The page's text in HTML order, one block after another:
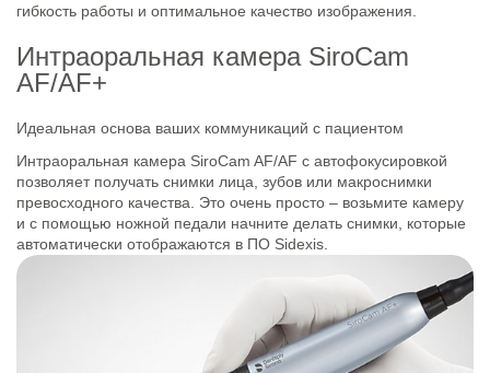
гибкость работы и оптимальное качество изображения.
Интраоральная камера SiroCam
AF/AF+
Идеальная основа ваших коммуникаций с пациентом
Интраоральная камера SiroCam AF/AF с автофокусировкой
позволяет получать снимки лица, зубов или макроснимки
превосходного качества. Это очень просто – возьмите камеру
и с помощью ножной педали начните делать снимки, которые
автоматически отображаются в ПО Sidexis.